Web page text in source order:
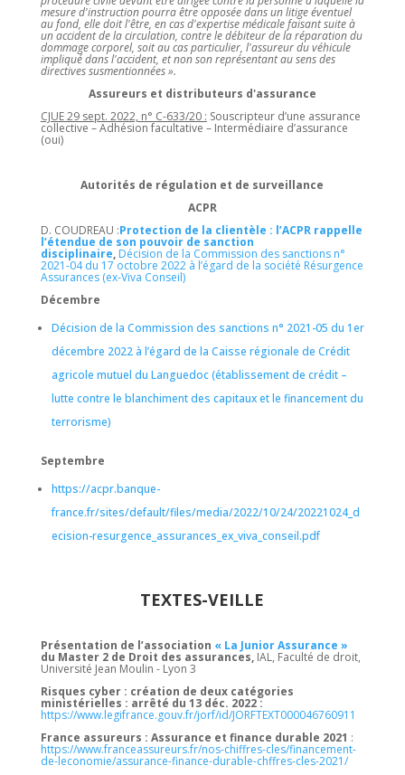
mesure d'instruction pourra être opposée dans un litige éventuel
au fond, elle doit l'être, en cas d'expertise médicale faisant suite à
un accident de la circulation, contre le débiteur de la réparation du
dommage corporel, soit au cas particulier, l'assureur du véhicule
impliqué dans l'accident, et non son représentant au sens des
directives susmentionnées ».
Assureurs et distributeurs d'assurance
CJUE 29 sept. 2022, n° C-633/20 : Souscripteur d’une assurance
collective – Adhésion facultative – Intermédiaire d’assurance
(oui)
Autorités de régulation et de surveillance
ACPR
D. COUDREAU :Protection de la clientèle : l’ACPR rappelle
l’étendue de son pouvoir de sanction
disciplinaire, Décision de la Commission des sanctions n°
2021-04 du 17 octobre 2022 à l’égard de la société Résurgence
Assurances (ex-Viva Conseil)
Décembre
Décision de la Commission des sanctions n° 2021-05 du 1er
décembre 2022 à l’égard de la Caisse régionale de Crédit
agricole mutuel du Languedoc (établissement de crédit –
lutte contre le blanchiment des capitaux et le financement du
terrorisme)
Septembre
https://acpr.banque-
france.fr/sites/default/files/media/2022/10/24/20221024_d
ecision-resurgence_assurances_ex_viva_conseil.pdf
TEXTES-VEILLE
Présentation de l’association « La Junior Assurance »
du Master 2 de Droit des assurances, IAL, Faculté de droit,
Université Jean Moulin - Lyon 3
Risques cyber : création de deux catégories
ministérielles : arrêté du 13 déc. 2022 :
https://www.legifrance.gouv.fr/jorf/id/JORFTEXT000046760911
France assureurs : Assurance et finance durable 2021 :
https://www.franceassureurs.fr/nos-chiffres-cles/financement-
de-leconomie/assurance-finance-durable-chffres-cles-2021/